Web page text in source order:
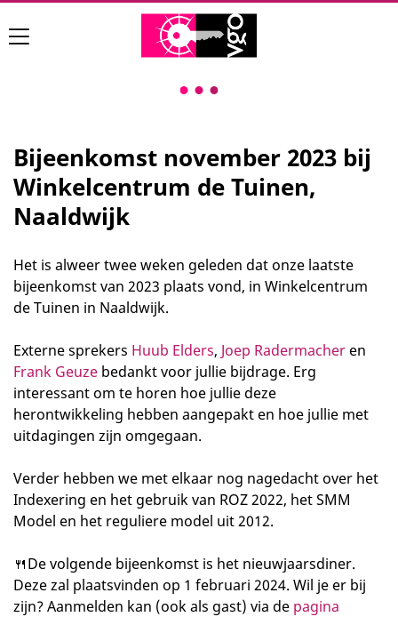
Bijeenkomst november 2023 bij
Winkelcentrum de Tuinen,
Naaldwijk
Het is alweer twee weken geleden dat onze laatste
bijeenkomst van 2023 plaats vond, in Winkelcentrum
de Tuinen in Naaldwijk.
Externe sprekers Huub Elders, Joep Radermacher en
Frank Geuze bedankt voor jullie bijdrage. Erg
interessant om te horen hoe jullie deze
herontwikkeling hebben aangepakt en hoe jullie met
uitdagingen zijn omgegaan.
Verder hebben we met elkaar nog nagedacht over het
Indexering en het gebruik van ROZ 2022, het SMM
Model en het reguliere model uit 2012.
🍴De volgende bijeenkomst is het nieuwjaarsdiner.
Deze zal plaatsvinden op 1 februari 2024. Wil je er bij
zijn? Aanmelden kan (ook als gast) via de pagina